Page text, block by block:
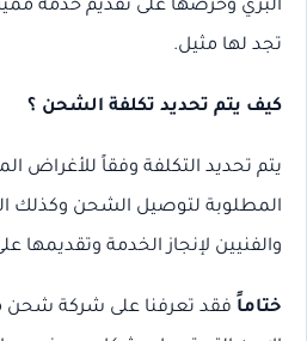
البري وحرصها على تقديم خدمة
تجد لها مثيل.
كيف يتم تحديد تكلفة الشحن ؟
يتم تحديد التكلفة وفقاً للأغراض
المطلوبة لتوصيل الشحن وكذلك
والفنيين لإنجاز الخدمة وتقديمها
ختاماً فقد تعرفنا على شركة